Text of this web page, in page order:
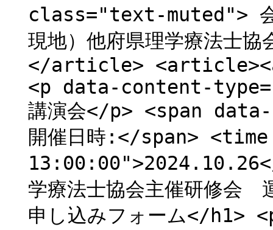
class="text-muted">
現地）他府県理学療法
</article>
<p data-content-
講演会</p> <span
開催日時:</span>
学療法士協会主催研修会
申し込みフォーム</